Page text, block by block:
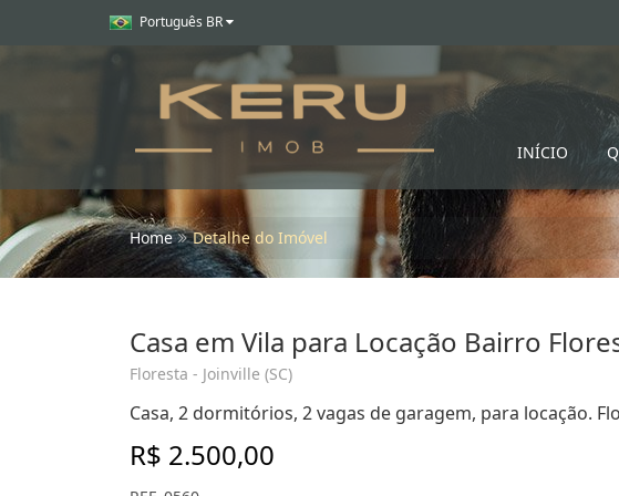
Português BR
INÍCIO
Home Detalhe do Imóvel
Casa em Vila para Locação Bairro
Floresta - Joinville (SC)
Casa, 2 dormitórios, 2 vagas de garagem, para locação.
R$ 2.500,00